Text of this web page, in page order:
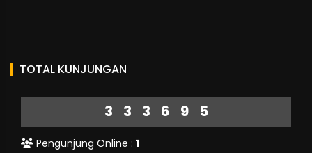
TOTAL KUNJUNGAN
333695
Pengunjung Online : 1